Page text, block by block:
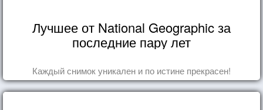
Лучшее от National Geographic за
последние пару лет
Каждый снимок уникален и по истине прекрасен!